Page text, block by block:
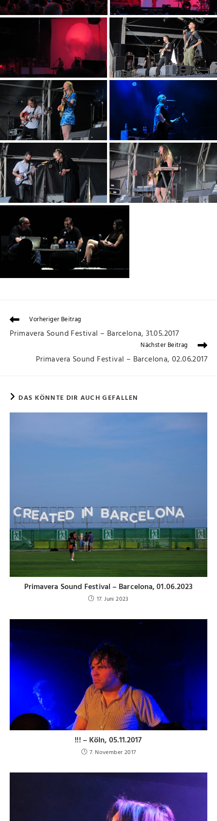
Vorheriger Beitrag
Primavera Sound Festival – Barcelona, 31.05.2017
Nächster Beitrag
Primavera Sound Festival – Barcelona, 02.06.2017
DAS KÖNNTE DIR AUCH GEFALLEN
Primavera Sound Festival – Barcelona, 01.06.2023
17. Juni 2023
!!! – Köln, 05.11.2017
7. November 2017